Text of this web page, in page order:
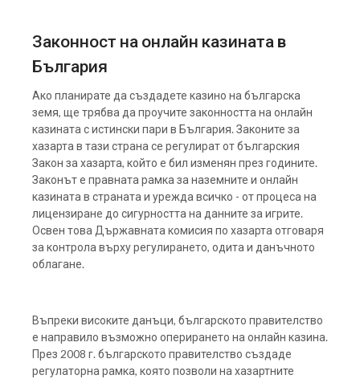
Законност на онлайн казината в
България
Ако планирате да създадете казино на българска
земя, ще трябва да проучите законността на онлайн
казината с истински пари в България. Законите за
хазарта в тази страна се регулират от българския
Закон за хазарта, който е бил изменян през годините.
Законът е правната рамка за наземните и онлайн
казината в страната и урежда всичко - от процеса на
лицензиране до сигурността на данните за игрите.
Освен това Държавната комисия по хазарта отговаря
за контрола върху регулирането, одита и данъчното
облагане.
Въпреки високите данъци, българското правителство
е направило възможно оперирането на онлайн казина.
През 2008 г. българското правителство създаде
регулаторна рамка, която позволи на хазартните